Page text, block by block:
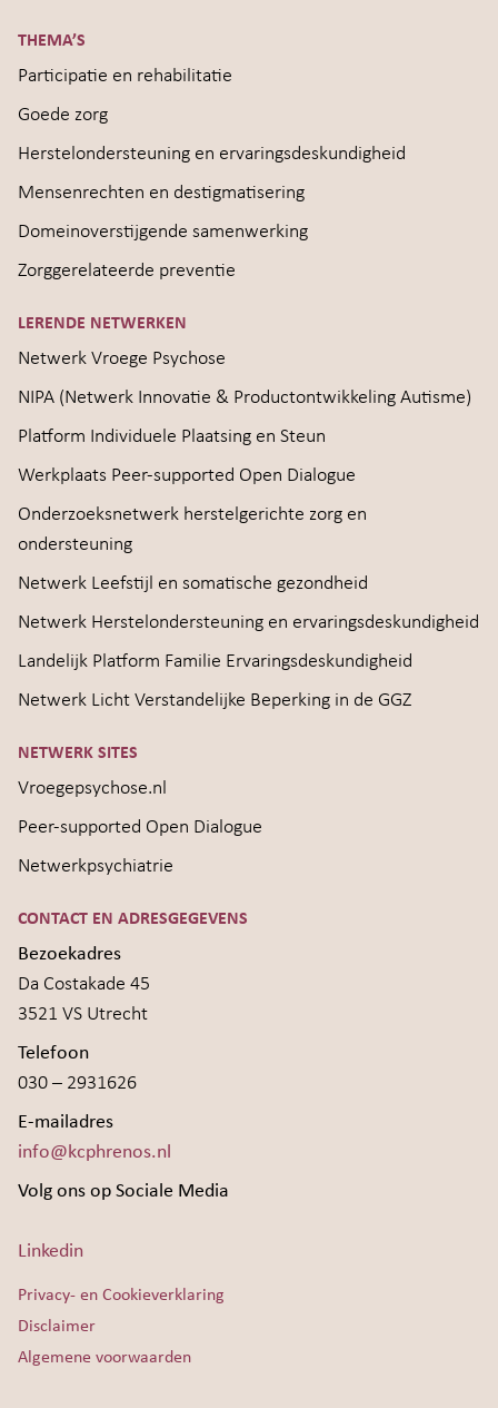
THEMA’S
Participatie en rehabilitatie
Goede zorg
Herstelondersteuning en ervaringsdeskundigheid
Mensenrechten en destigmatisering
Domeinoverstijgende samenwerking
Zorggerelateerde preventie
LERENDE NETWERKEN
Netwerk Vroege Psychose
NIPA (Netwerk Innovatie & Productontwikkeling Autisme)
Platform Individuele Plaatsing en Steun
Werkplaats Peer-supported Open Dialogue
Onderzoeksnetwerk herstelgerichte zorg en
ondersteuning
Netwerk Leefstijl en somatische gezondheid
Netwerk Herstelondersteuning en ervaringsdeskundigheid
Landelijk Platform Familie Ervaringsdeskundigheid
Netwerk Licht Verstandelijke Beperking in de GGZ
NETWERK SITES
Vroegepsychose.nl
Peer-supported Open Dialogue
Netwerkpsychiatrie
CONTACT EN ADRESGEGEVENS
Bezoekadres
Da Costakade 45
3521 VS Utrecht
Telefoon
030 – 2931626
E-mailadres
info@kcphrenos.nl
Volg ons op Sociale Media
Linkedin
Privacy- en Cookieverklaring
Disclaimer
Algemene voorwaarden